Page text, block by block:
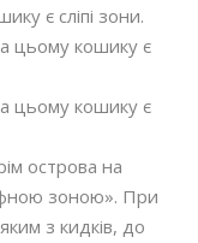
є сліпі зони.
цьому кошику є
цьому кошику є
острова на
зоною». При
з кидків, до